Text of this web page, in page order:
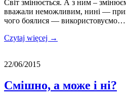
Світ змінюється. А з ним –
вважали неможливим, нині —
чого боялися — використовуємо…
Czytaj więcej →
22/06/2015
Смішно, а може і ні?